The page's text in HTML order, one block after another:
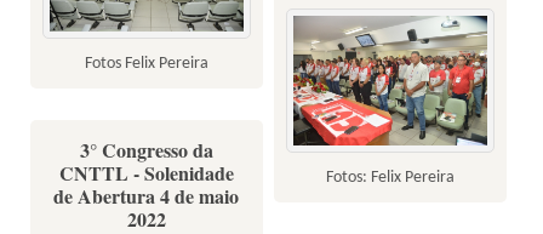
Fotos Felix Pereira
Fotos: Felix Pereira
3° Congresso da
CNTTL - Solenidade
de Abertura 4 de maio
2022